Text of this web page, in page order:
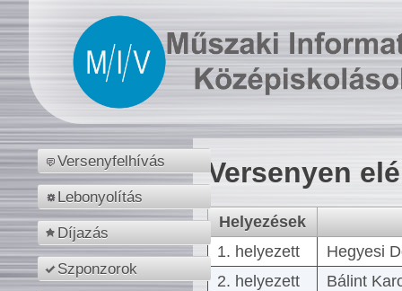
Versenyfelhívás
Lebonyolítás
Díjazás
Szponzorok
Versenyen
Helyezések
1. helyezett
Hegyesi
2. helyezett
Bálint